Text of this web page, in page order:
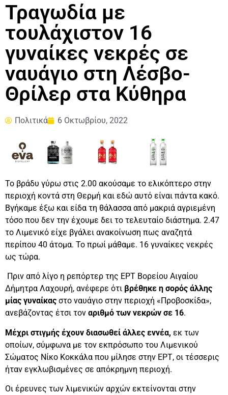
Τραγωδία με
τουλάχιστον 16
γυναίκες νεκρές σε
ναυάγιο στη Λέσβο-
Θρίλερ στα Κύθηρα
Πολιτικά 6 Οκτωβρίου, 2022
Το βράδυ γύρω στις 2.00 ακούσαμε το ελικόπτερο στην
περιοχή κοντά στη Θερμή και εδώ αυτό είναι πάντα κακό.
Βγήκαμε έξω και είδα τη θάλασσα από μακριά αγριεμένη
τόσο που δεν την έχουμε δει το τελευταίο διάστημα. 2.47
το Λιμενικό είχε βγάλει ανακοίνωση πως αναζητά
περίπου 40 άτομα. Το πρωί μάθαμε. 16 γυναίκες νεκρές
ως τώρα.
Πριν από λίγο η ρεπόρτερ της ΕΡΤ Βορείου Αιγαίου
Δήμητρα Λαχουρή, ανέφερε ότι βρέθηκε η σορός άλλης
μίας γυναίκας στο ναυάγιο στην περιοχή «Προβοσκίδα»,
ανεβάζοντας έτσι τον αριθμό των νεκρών σε 16.
Μέχρι στιγμής έχουν διασωθεί άλλες εννέα, εκ των
οποίων, σύμφωνα με τον εκπρόσωπο του Λιμενικού
Σώματος Νίκο Κοκκάλα που μίλησε στην ΕΡΤ, οι τέσσερις
ήταν εγκλωβισμένες σε απόκρημνη περιοχή.
Οι έρευνες των λιμενικών αρχών εκτείνονται στην